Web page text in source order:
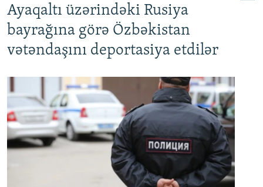
Ayaqaltı üzərindəki Rusiya
bayrağına görə Özbəkistan
vətəndaşını deportasiya etdilər